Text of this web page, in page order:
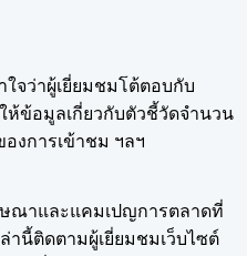
ใจว่าผู้เยี่ยมชมโต้ตอบกับ
ห้ข้อมูลเกี่ยวกับตัวชี้วัดจำนวน
งการเข้าชม ฯลฯ
ณาและแคมเปญการตลาดที่
านี้ติดตามผู้เยี่ยมชมเว็บไซต์